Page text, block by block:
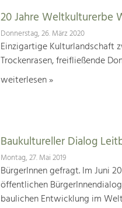
20 Jahre Weltkulturerbe
Donnerstag, 26. März 2020
Einzigartige Kulturlandschaft
Trockenrasen, freifließende
weiterlesen »
Baukultureller Dialog
Montag, 27. Mai 2019
BürgerInnen gefragt. Im Juni
öffentlichen
baulichen Entwicklung im